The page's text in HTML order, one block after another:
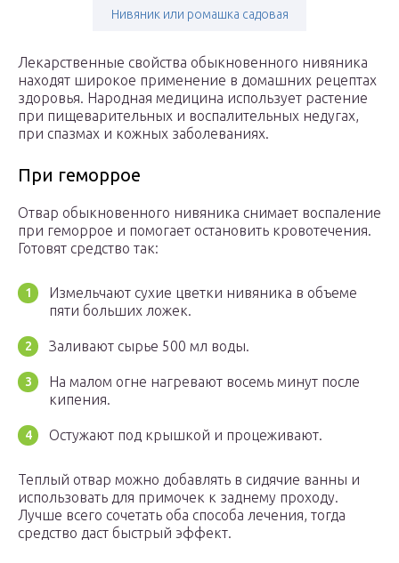
Нивяник или ромашка садовая
Лекарственные свойства обыкновенного нивяника
находят широкое применение в домашних рецептах
здоровья. Народная медицина использует растение
при пищеварительных и воспалительных недугах,
при спазмах и кожных заболеваниях.
При геморрое
Отвар обыкновенного нивяника снимает воспаление
при геморрое и помогает остановить кровотечения.
Готовят средство так:
Измельчают сухие цветки нивяника в объеме
пяти больших ложек.
Заливают сырье 500 мл воды.
На малом огне нагревают восемь минут после
кипения.
Остужают под крышкой и процеживают.
Теплый отвар можно добавлять в сидячие ванны и
использовать для примочек к заднему проходу.
Лучше всего сочетать оба способа лечения, тогда
средство даст быстрый эффект.